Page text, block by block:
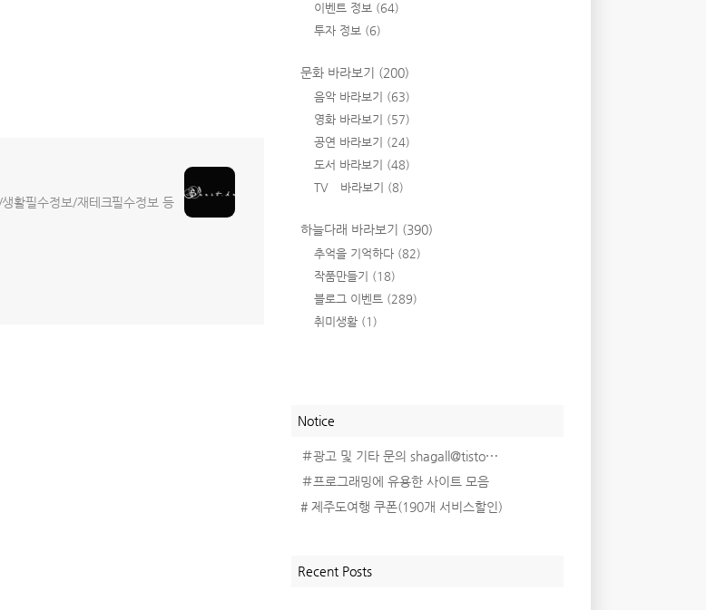
이벤트 정보 (64)
투자 정보 (6)
문화 바라보기 (200)
음악 바라보기 (63)
영화 바라보기 (57)
공연 바라보기 (24)
도서 바라보기 (48)
TV 바라보기 (8)
하늘다래 바라보기 (390)
추억을 기억하다 (82)
작품만들기 (18)
블로그 이벤트 (289)
취미생활 (1)
Notice
＃광고 및 기타 문의 shagall@tisto⋯
＃프로그래밍에 유용한 사이트 모음
# 제주도여행 쿠폰(190개 서비스할인)
Recent Posts
활필수정보/재테크필수정보 등